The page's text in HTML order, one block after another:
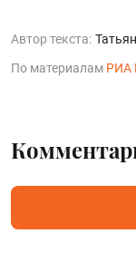
Автор текста:
По материалам РИА